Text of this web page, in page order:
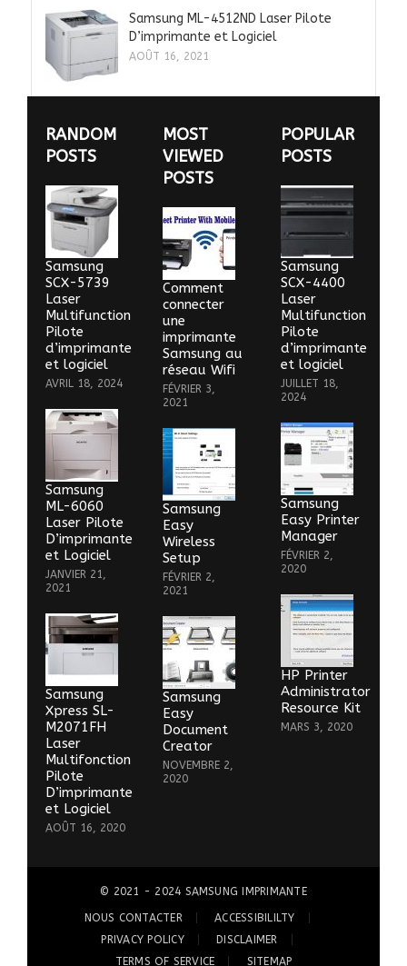
Samsung ML-4512ND Laser Pilote
D’imprimante et Logiciel
AOÛT 16, 2021
RANDOM
POSTS
Samsung
SCX-5739
Laser
Multifunction
Pilote
d’imprimante
et logiciel
AVRIL 18, 2024
Samsung
ML-6060
Laser Pilote
D’imprimante
et Logiciel
JANVIER 21,
2021
Samsung
Xpress SL-
M2071FH
Laser
Multifonction
Pilote
D’imprimante
et Logiciel
AOÛT 16, 2020
MOST
VIEWED
POSTS
Comment
connecter
une
imprimante
Samsung au
réseau Wifi
FÉVRIER 3,
2021
Samsung
Easy
Wireless
Setup
FÉVRIER 2,
2021
Samsung
Easy
Document
Creator
NOVEMBRE 2,
2020
POPULAR
POSTS
Samsung
SCX-4400
Laser
Multifunction
Pilote
d’imprimante
et logiciel
JUILLET 18,
2024
Samsung
Easy Printer
Manager
FÉVRIER 2,
2020
HP Printer
Administrator
Resource Kit
MARS 3, 2020
© 2021 - 2024 SAMSUNG IMPRIMANTE
NOUS CONTACTER
ACCESSIBILILTY
PRIVACY POLICY
DISCLAIMER
TERMS OF SERVICE
SITEMAP